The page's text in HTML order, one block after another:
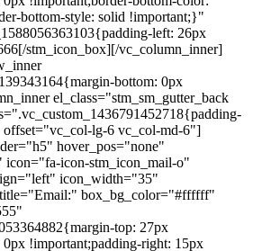
bottom-style: solid !important;}"
left: 26px
stm_icon_box][/vc_column_inner]
bottom: 0px
el_class="stm_sm_gutter_back
lg-6 vc_col-md-6"]
hover_pos="none"
icon-stm_icon_mail-o"
icon_width="35"
box_bg_color="#ffffff"
top: 27px
!important;padding-right: 15px